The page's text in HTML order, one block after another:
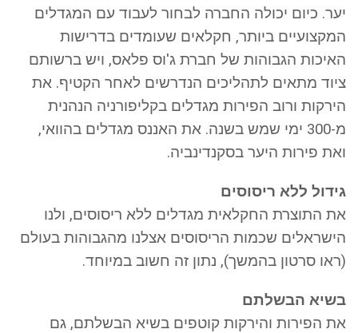
יער. כיום יכולה החברה לבחור לעבוד עם המגדלים
המקצועיים ביותר, חקלאים שעומדים בדרישות
האיכות הגבוהות של חברת ג'וס פלאס, ויש ברשותם
ציוד מתאים לתהליכים הנדרשים לאחר הקטיף. את
הירקות ורוב הפירות מגדלים בקליפורניה הנהנית
מ-300 ימי שמש בשנה. את האננס מגדלים בהוואי,
ואת פירות היער בסקנדינביה.
גידול ללא ריסוסים
את התוצרת החקלאית מגדלים ללא ריסוסים, ולנו
הישראלים שכמות הריסוסים אצלנו מהגבוהות בעולם
(ראו סרטון בהמשך), נתון זה חשוב במיוחד.
בשיא הבשלתם
את הפירות והירקות קוטפים בשיא הבשלתם, גם